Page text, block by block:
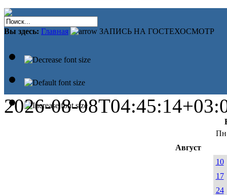
Вы здесь: Главная ЗАПИСЬ НА ГОСТЕХОСМОТР
2026-08-
Пн
Август
10
17
24